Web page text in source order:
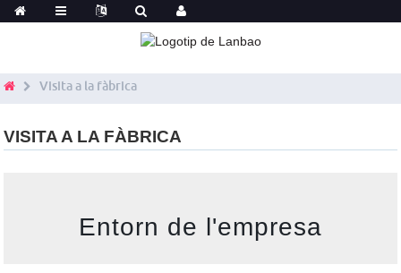
Visita a la fàbrica
VISITA A LA FÀBRICA
Entorn de l'empresa